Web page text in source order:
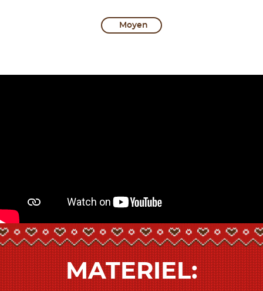
Moyen
MATERIEL: